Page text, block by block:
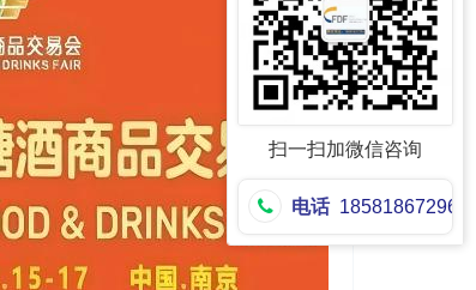
扫一扫加微信咨询
电话 18581867296